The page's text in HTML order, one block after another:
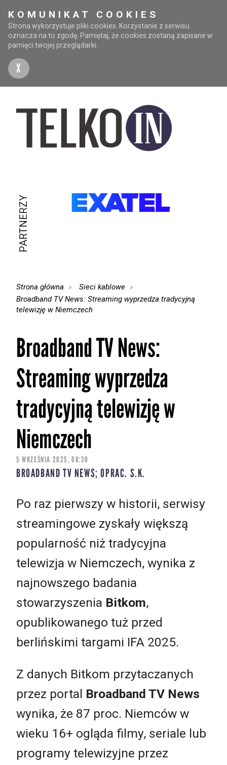
KOMUNIKAT COOKIES
Strona wykorzystuje pliki cookies. Korzystanie z serwisu
oznacza na to zgodę. Pamiętaj, że cookies zostaną zapisane w
pamięci twojej przeglądarki.
X
PARTNERZY
Strona główna
Sieci kablowe
Broadband TV News: Streaming wyprzedza tradycyjną
telewizję w Niemczech
Broadband TV News:
Streaming wyprzedza
tradycyjną telewizję w
Niemczech
5 WRZEŚNIA 2025, 08:30
BROADBAND TV NEWS; OPRAC. S.K.
Po raz pierwszy w historii, serwisy
streamingowe zyskały większą
popularność niż tradycyjna
telewizja w Niemczech, wynika z
najnowszego badania
stowarzyszenia Bitkom,
opublikowanego tuż przed
berlińskimi targami IFA 2025.
Z danych Bitkom przytaczanych
przez portal Broadband TV News
wynika, że 87 proc. Niemców w
wieku 16+ ogląda filmy, seriale lub
programy telewizyjne przez